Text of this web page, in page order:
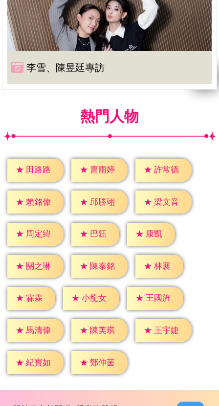
李雪、陳昱廷專訪
熱門人物
★ 田路路 ★ 曹雨婷 ★ 許常德
★ 賴銘偉 ★ 邱勝翊 ★ 梁文音
★ 周定緯 ★ 巴鈺 ★ 康凱
★ 關之琳 ★ 陳泰銘 ★ 林襄
★ 霖霖 ★ 小龍女 ★ 王國旌
★ 馬清偉 ★ 陳美琪 ★ 王宇婕
★ 紀寶如 ★ 鄭仲茵